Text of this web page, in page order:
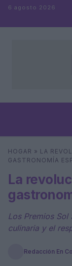
Saltar al contenido
6 agosto 2026
Buscar
HOGAR » LA
GASTRONOMÍA
La
Los Premios
culinaria y el
Redacción En